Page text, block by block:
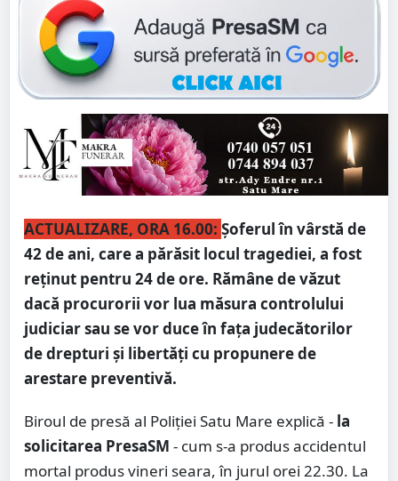
ACTUALIZARE, ORA 16.00: Șoferul în vârstă de
42 de ani, care a părăsit locul tragediei, a fost
reținut pentru 24 de ore. Rămâne de văzut
dacă procurorii vor lua măsura controlului
judiciar sau se vor duce în fața judecătorilor
de drepturi și libertăți cu propunere de
arestare preventivă.
Biroul de presă al Poliției Satu Mare explică - la
solicitarea PresaSM - cum s-a produs accidentul
mortal produs vineri seara, în jurul orei 22.30. La